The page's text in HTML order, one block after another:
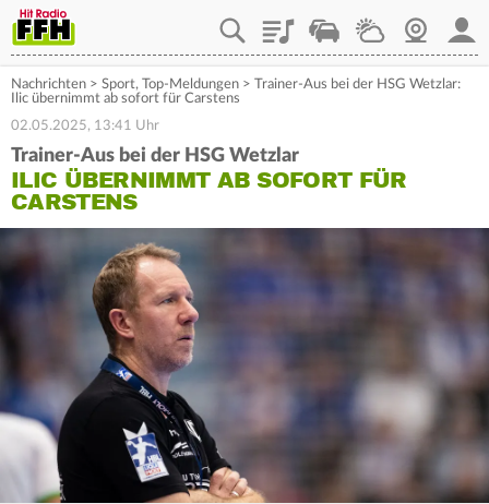
PlaylistStaupilotWetterWebcam
Nachrichten > Sport, Top-Meldungen > Trainer-Aus bei der HSG Wetzlar:
Ilic übernimmt ab sofort für Carstens
02.05.2025, 13:41 Uhr
Trainer-Aus bei der HSG Wetzlar
ILIC ÜBERNIMMT AB SOFORT FÜR
CARSTENS